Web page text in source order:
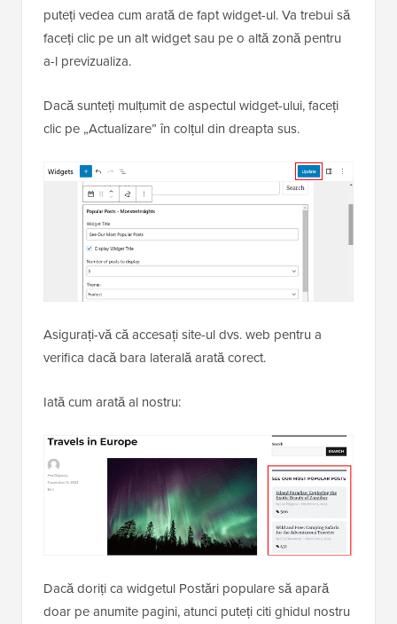
puteți vedea cum arată de fapt widget-ul. Va trebui să
faceți clic pe un alt widget sau pe o altă zonă pentru
a-l previzualiza.
Dacă sunteți mulțumit de aspectul widget-ului, faceți
clic pe „Actualizare” în colțul din dreapta sus.
Asigurați-vă că accesați site-ul dvs. web pentru a
verifica dacă bara laterală arată corect.
Iată cum arată al nostru:
Dacă doriți ca widgetul Postări populare să apară
doar pe anumite pagini, atunci puteți citi ghidul nostru